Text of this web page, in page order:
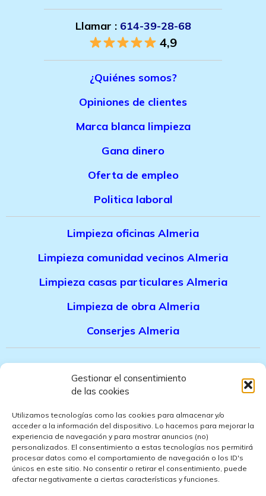
Gestionar el consentimiento
de las cookies
Utilizamos tecnologías como las cookies para almacenar y/o
acceder a la información del dispositivo. Lo hacemos para mejorar la
experiencia de navegación y para mostrar anuncios (no)
personalizados. El consentimiento a estas tecnologías nos permitirá
procesar datos como el comportamiento de navegación o los ID's
únicos en este sitio. No consentir o retirar el consentimiento, puede
afectar negativamente a ciertas características y funciones.
Llamar : 614-39-28-68
4,9
¿Quiénes somos?
Opiniones de clientes
Marca blanca limpieza
Gana dinero
Oferta de empleo
Politica laboral
Limpieza oficinas Almeria
Limpieza comunidad vecinos Almeria
Limpieza casas particulares Almeria
Limpieza de obra Almeria
Conserjes Almeria
Canal denuncias trabajadores
Aviso legal
Politica de cookies
Politica de ventas